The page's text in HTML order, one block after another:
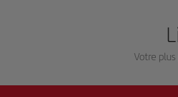
Votre